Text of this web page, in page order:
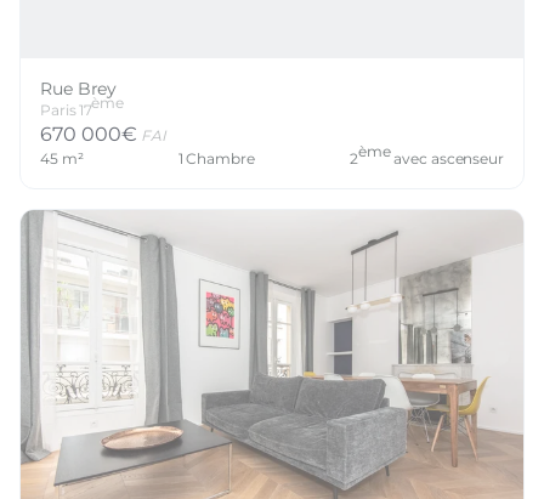
Rue Brey
Paris17ème
670 000€ FAI
45m² 1 Chambre 2èmeavec ascenseur